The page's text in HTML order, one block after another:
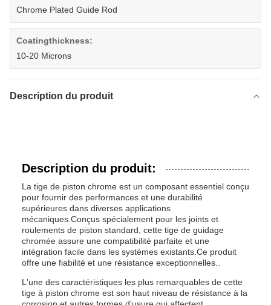
Chrome Plated Guide Rod
Coatingthickness:
10-20 Microns
Description du produit
Description du produit:
La tige de piston chrome est un composant essentiel conçu
pour fournir des performances et une durabilité
supérieures dans diverses applications
mécaniques.Conçus spécialement pour les joints et
roulements de piston standard, cette tige de guidage
chromée assure une compatibilité parfaite et une
intégration facile dans les systèmes existants.Ce produit
offre une fiabilité et une résistance exceptionnelles..
L'une des caractéristiques les plus remarquables de cette
tige à piston chrome est son haut niveau de résistance à la